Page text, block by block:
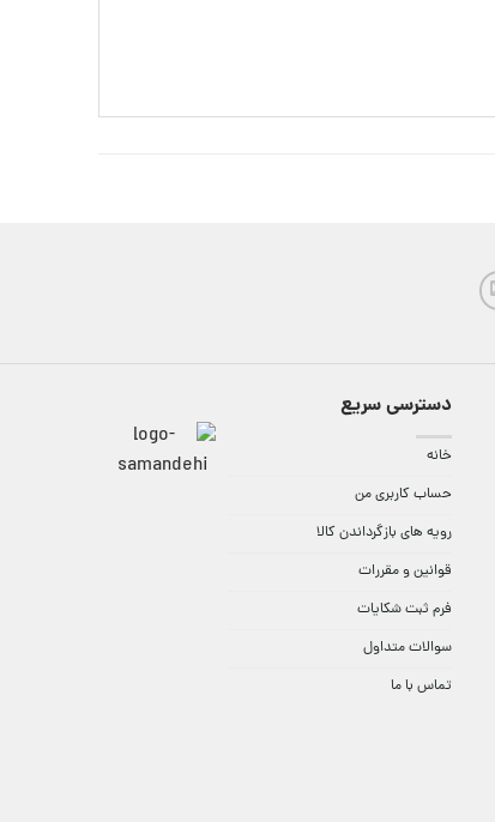
دسترسی سریع
خانه
حساب کاربری من
رویه های بازگرداندن کالا
قوانین و مقررات
فرم ثبت شکایات
سوالات متداول
تماس با ما